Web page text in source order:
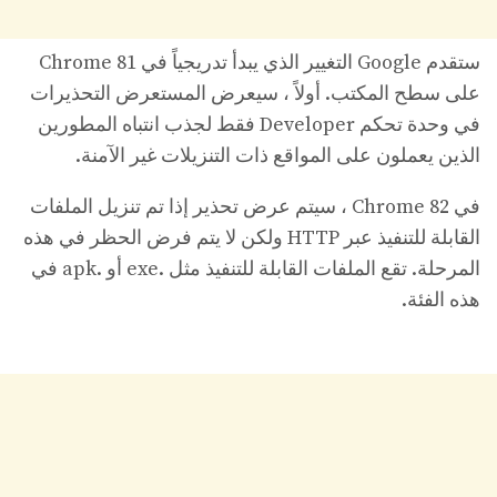
ستقدم Google التغيير الذي يبدأ تدريجياً في Chrome 81
على سطح المكتب. أولاً ، سيعرض المستعرض التحذيرات
في وحدة تحكم Developer فقط لجذب انتباه المطورين
الذين يعملون على المواقع ذات التنزيلات غير الآمنة.
في Chrome 82 ، سيتم عرض تحذير إذا تم تنزيل الملفات
القابلة للتنفيذ عبر HTTP ولكن لا يتم فرض الحظر في هذه
المرحلة. تقع الملفات القابلة للتنفيذ مثل .exe أو .apk في
هذه الفئة.